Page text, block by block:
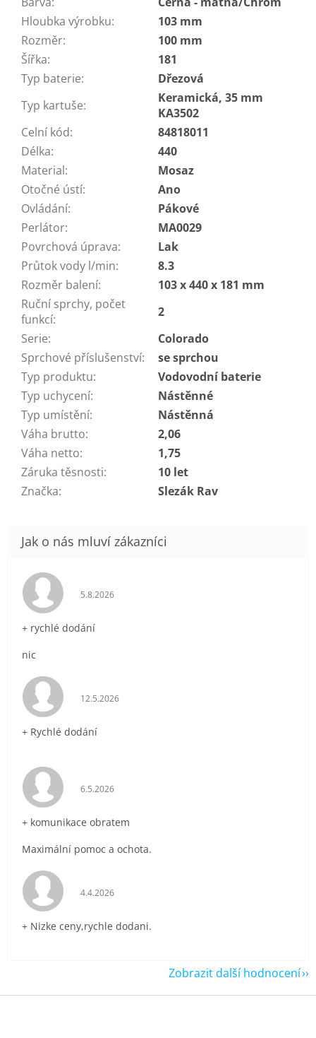
Hloubka výrobku:
103 mm
Rozměr:
100 mm
Šířka:
181
Typ baterie:
Dřezová
Typ kartuše:
Keramická, 35 mm
KA3502
Celní kód:
84818011
Délka:
440
Material:
Mosaz
Otočné ústí:
Ano
Ovládání:
Pákové
Perlátor:
MA0029
Povrchová úprava:
Lak
Průtok vody l/min:
8.3
Rozměr balení:
103 x 440 x 181 mm
Ruční sprchy, počet
funkcí:
2
Serie:
Colorado
Sprchové příslušenství:
se sprchou
Typ produktu:
Vodovodní baterie
Typ uchycení:
Nástěnné
Typ umístění:
Nástěnná
Váha brutto:
2,06
Váha netto:
1,75
Záruka těsnosti:
10 let
Značka: Slezák Rav
Hodnocení obchodu je 5 z 5 hvězdiček.
5.8.2026
+ rychlé dodání
nic
Hodnocení obchodu je 5 z 5 hvězdiček.
12.5.2026
+ Rychlé dodání
Hodnocení obchodu je 5 z 5 hvězdiček.
6.5.2026
+ komunikace obratem
Maximální pomoc a ochota.
Hodnocení obchodu je 5 z 5 hvězdiček.
4.4.2026
+ Nizke ceny,rychle dodani.
Zobrazit další hodnocení
Z